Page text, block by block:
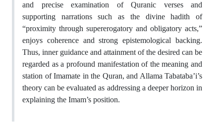
and precise examination of Quranic verses and
supporting narrations such as the divine hadith of
“proximity through supererogatory and obligatory acts,”
enjoys coherence and strong epistemological backing.
Thus, inner guidance and attainment of the desired can be
regarded as a profound manifestation of the meaning and
station of Imamate in the Quran, and Allama Tabataba’i’s
theory can be evaluated as addressing a deeper horizon in
explaining the Imam’s position.